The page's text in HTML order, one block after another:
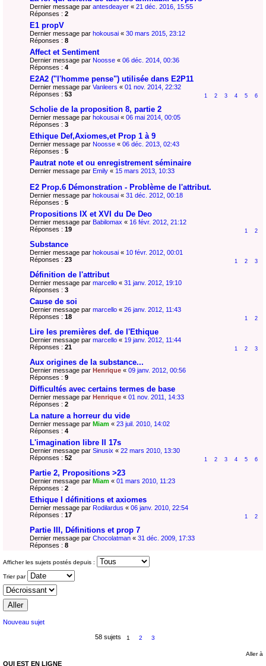
Dernier message par antesdeayer « 21 déc. 2016, 15:55
Réponses : 2
E1 propV
Dernier message par hokousai « 30 mars 2015, 23:12
Réponses : 8
Affect et Sentiment
Dernier message par Noosse « 06 déc. 2014, 00:36
Réponses : 4
E2A2 ("l'homme pense") utilisée dans E2P11
Dernier message par Vanleers « 01 nov. 2014, 22:32
Réponses : 53 1 2 3 4 5 6
Scholie de la proposition 8, partie 2
Dernier message par hokousai « 06 mai 2014, 00:05
Réponses : 3
Ethique Def,Axiomes,et Prop 1 à 9
Dernier message par Noosse « 06 déc. 2013, 02:43
Réponses : 5
Pautrat note et ou enregistrement séminaire
Dernier message par Emily « 15 mars 2013, 10:33
E2 Prop.6 Démonstration - Problème de l'attribut.
Dernier message par hokousai « 31 déc. 2012, 00:18
Réponses : 5
Propositions IX et XVI du De Deo
Dernier message par Babilomax « 16 févr. 2012, 21:12
Réponses : 19 1 2
Substance
Dernier message par hokousai « 10 févr. 2012, 00:01
Réponses : 23 1 2 3
Définition de l'attribut
Dernier message par marcello « 31 janv. 2012, 19:10
Réponses : 3
Cause de soi
Dernier message par marcello « 26 janv. 2012, 11:43
Réponses : 18 1 2
Lire les premières def. de l'Ethique
Dernier message par marcello « 19 janv. 2012, 11:44
Réponses : 21 1 2 3
Aux origines de la substance...
Dernier message par Henrique « 09 janv. 2012, 00:56
Réponses : 9
Difficultés avec certains termes de base
Dernier message par Henrique « 01 nov. 2011, 14:33
Réponses : 2
La nature a horreur du vide
Dernier message par Miam « 23 juil. 2010, 14:02
Réponses : 4
L'imagination libre II 17s
Dernier message par Sinusix « 22 mars 2010, 13:30
Réponses : 52 1 2 3 4 5 6
Partie 2, Propositions >23
Dernier message par Miam « 01 mars 2010, 11:23
Réponses : 2
Ethique I définitions et axiomes
Dernier message par Rodilardus « 06 janv. 2010, 22:54
Réponses : 17 1 2
Partie III, Définitions et prop 7
Dernier message par Chocolatman « 31 déc. 2009, 17:33
Réponses : 8
Afficher les sujets postés depuis :
Trier par
Nouveau sujet
58 sujets 1 2 3
Aller à
QUI EST EN LIGNE